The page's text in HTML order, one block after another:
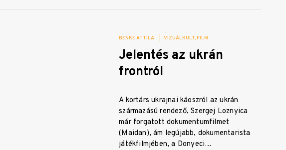
BENKE ATTILA VIZUÁLKULT FILM
Jelentés az ukrán
frontról
A kortárs ukrajnai káoszról az ukrán
származású rendező, Szergej Loznyica
már forgatott dokumentumfilmet
(Maidan), ám legújabb, dokumentarista
játékfilmjében, a Donyeci…